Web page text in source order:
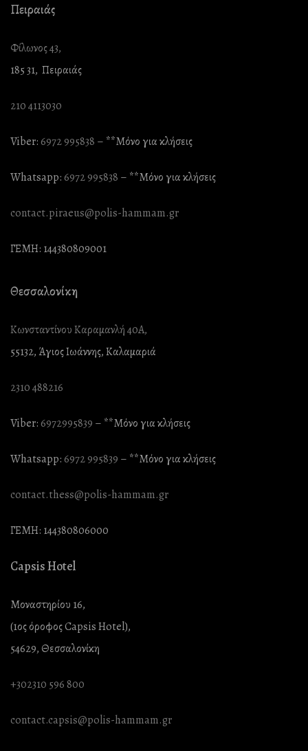
Πειραιάς
Φίλωνος 43,
185 31, Πειραιάς
210 4113030
Viber:6972 995838 – **Mόνο για κλήσεις
Whatsapp:6972 995838 – **Mόνο για κλήσεις
contact.piraeus@polis-hammam.gr
ΓΕΜΗ: 144380809001
Θεσσαλονίκη
Κωνσταντίνου Καραμανλή 40Α,
55132, Άγιος Ιωάννης, Καλαμαριά
2310 488216
Viber:6972995839 – **Mόνο για κλήσεις
Whatsapp:6972 995839 – **Mόνο για κλήσεις
contact.thess@polis-hammam.gr
ΓΕΜΗ: 144380806000
Capsis Hotel
Μοναστηρίου 16,
(1ος όροφος Capsis Hotel),
54629, Θεσσαλονίκη
+302310 596 800
contact.capsis@polis-hammam.gr